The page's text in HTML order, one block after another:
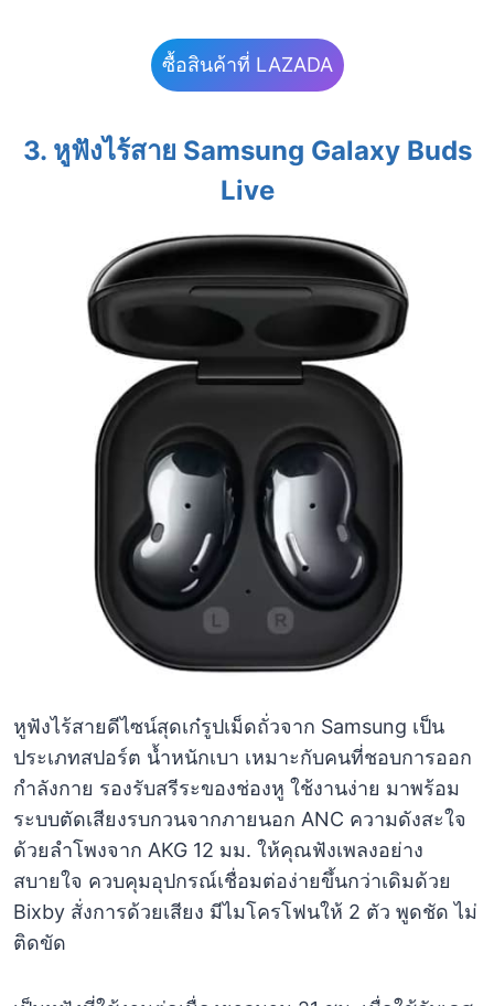
ซื้อสินค้าที่ LAZADA
3. หูฟังไร้สาย Samsung Galaxy Buds
Live
หูฟังไร้สายดีไซน์สุดเก๋รูปเม็ดถั่วจาก Samsung เป็น
ประเภทสปอร์ต น้ำหนักเบา เหมาะกับคนที่ชอบการออก
กำลังกาย รองรับสรีระของช่องหู ใช้งานง่าย มาพร้อม
ระบบตัดเสียงรบกวนจากภายนอก ANC ความดังสะใจ
ด้วยลำโพงจาก AKG 12 มม. ให้คุณฟังเพลงอย่าง
สบายใจ ควบคุมอุปกรณ์เชื่อมต่อง่ายขึ้นกว่าเดิมด้วย
Bixby สั่งการด้วยเสียง มีไมโครโฟนให้ 2 ตัว พูดชัด ไม่
ติดขัด